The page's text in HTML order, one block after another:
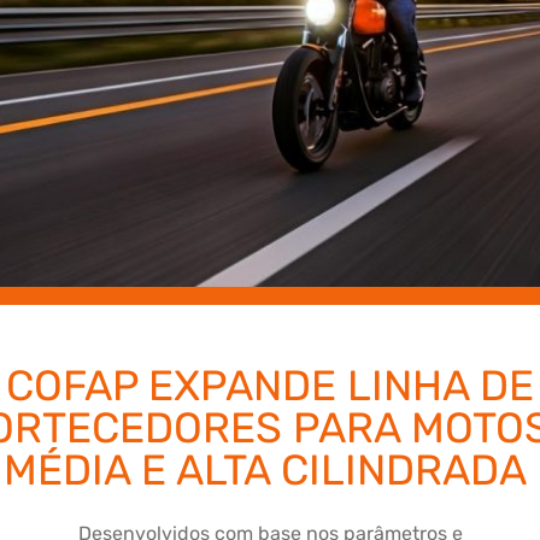
COFAP EXPANDE LINHA DE
PARA
MÉDIA E ALTA CILINDRADA
Desenvolvidos com base nos parâmetros e